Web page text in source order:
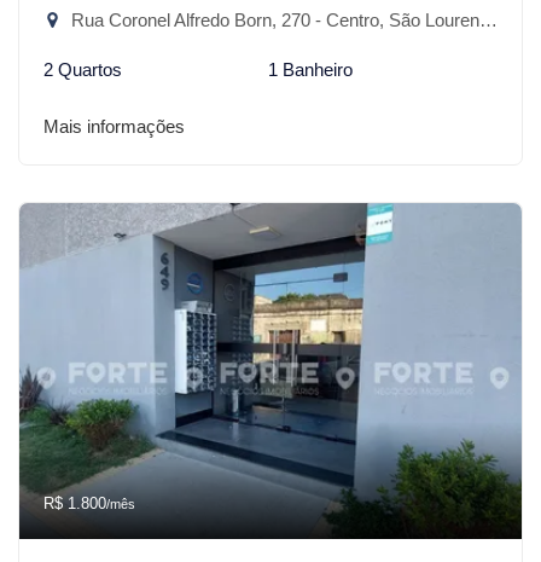
Rua Coronel Alfredo Born, 270 - Centro, São Lourenço do Sul-RS
2 Quartos 1 Banheiro
Mais informações
R$ 1.800/mês